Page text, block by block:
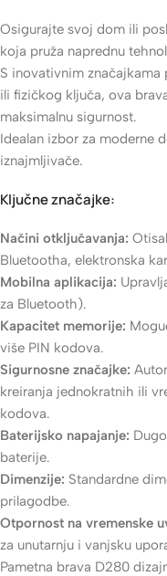
Osigurajte svoj dom ili
koja pruža naprednu
S inovativnim
ili fizičkog ključa, ova
maksimalnu sigurnost.
Idealan izbor za moderne
iznajmljivače.
Ključne značajke:
Načini otključavanja:
Bluetootha, elektronska
Mobilna aplikacija:
za Bluetooth).
Kapacitet memorije:
više PIN kodova.
Sigurnosne značajke:
kreiranja jednokratnih ili
kodova.
Baterijsko napajanje:
baterije.
Dimenzije: Standardne
prilagodbe.
Otpornost na vremenske
za unutarnju i vanjsku
Pametna brava D280